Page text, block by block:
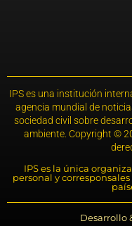
IPS es una institución
agencia mundial de
sociedad civil sobre
ambiente. Copyright ©
IPS es la única
personal y
Desarrollo